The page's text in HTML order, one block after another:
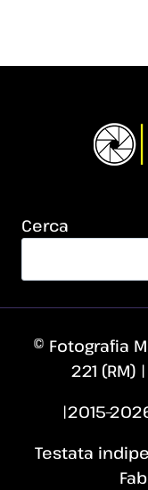
Cerca
© Fotografia
221
Testata